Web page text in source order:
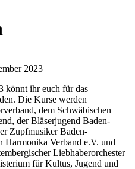
2023
könnt ihr euch für das
Die Kurse werden
dem Schwäbischen
der Bläserjugend Baden-
Zupfmusiker Baden-
Harmonika Verband e.V. und
Liebhaberorchester
für Kultus, Jugend und